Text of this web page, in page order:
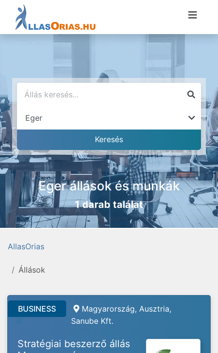
Eger állások és munkák
1 darab találat
AllasOrias
Állások
BUSINESS
Magyarország, Ausztria,
Sanube Kft.
Stratégiai beszerző állás